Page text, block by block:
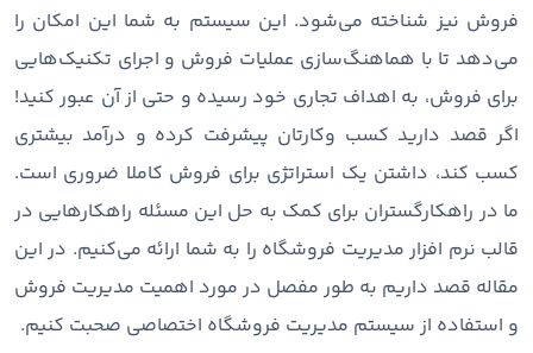
فروش نیز شناخته می‌شود. این سیستم به شما این امکان را
می‌دهد تا با هماهنگ‌سازی عملیات فروش و اجرای تکنیک‌هایی
برای فروش، به اهداف تجاری خود رسیده و حتی از آن عبور کنید!
اگر قصد دارید کسب وکارتان پیشرفت کرده و درآمد بیشتری
کسب کند، داشتن یک استراتژی برای فروش کاملا ضروری است.
ما در راهکارگستران برای کمک به حل این مسئله راهکارهایی در
قالب نرم افزار مدیریت فروشگاه را به شما ارائه می‌کنیم. در این
مقاله قصد داریم به طور مفصل در مورد اهمیت مدیریت فروش
و استفاده از سیستم مدیریت فروشگاه اختصاصی صحبت کنیم.